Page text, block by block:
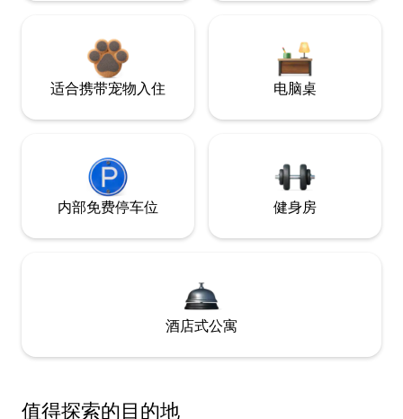
适合携带宠物入住 电脑桌
内部免费停车位 健身房
酒店式公寓
值得探索的目的地